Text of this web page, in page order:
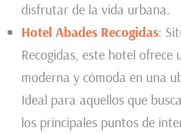
disfrutar de la vida urbana.
Hotel Abades Recogidas:
Recogidas, este hotel ofrece
moderna y cómoda en una
Ideal para aquellos que
los principales puntos de